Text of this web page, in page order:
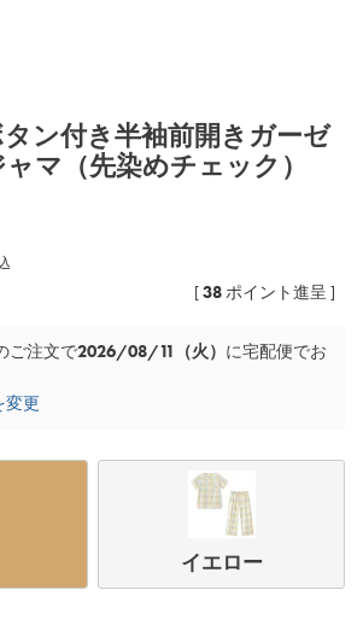
ン付き半袖前開きガーゼ
マ（先染めチェック）
[38ポイント進呈 ]
ご注文で2026/08/11（火） に宅配便でお
変更
イエロー